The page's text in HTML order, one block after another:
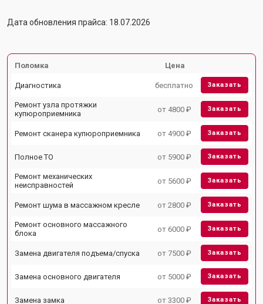
Дата обновления прайса: 18.07.2026
Поломка Цена
Диагностика бесплатно Заказать
Ремонт узла протяжки
купюроприемника
от 4800 ₽ Заказать
Ремонт сканера купюроприемника от 4900 ₽ Заказать
Полное ТО от 5900 ₽ Заказать
Ремонт механических
неисправностей
от 5600 ₽ Заказать
Ремонт шума в массажном кресле от 2800 ₽ Заказать
Ремонт основного массажного
блока
от 6000 ₽ Заказать
Замена двигателя подъема/спуска от 7500 ₽ Заказать
Замена основного двигателя от 5000 ₽ Заказать
Замена замка от 3300 ₽ Заказать